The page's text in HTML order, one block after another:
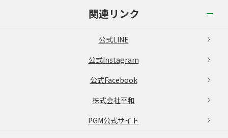
関連リンク
公式LINE
公式Instagram
公式Facebook
株式会社平和
PGM公式サイト